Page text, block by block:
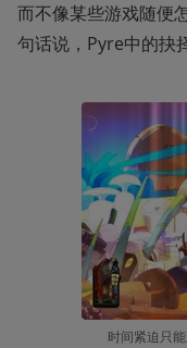
而不像某些游戏随便
句话说，Pyre中的抉
时间紧迫只